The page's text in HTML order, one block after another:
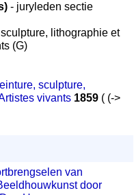
- juryleden sectie
lithographie et
(G)
sculpture,
vivants 1859 ( (->
van
door